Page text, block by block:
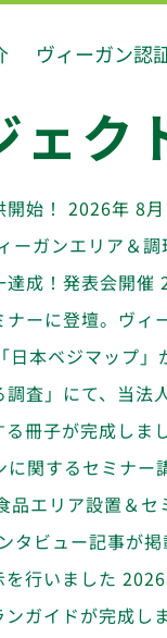
ヴィーガン認
ェク
始！ 2026年 8
ーガンエリア＆調
成！発表会開催
ーに登壇。ヴィ
本ベジマップ」
査」にて、当法
冊子が完成しま
関するセミナー
品エリア設置＆セ
タビュー記事が
行いました
ガイドが完成し